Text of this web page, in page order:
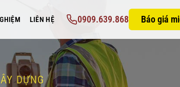
LIÊN HỆ 0909.639.868 Báo giá
DỰNG